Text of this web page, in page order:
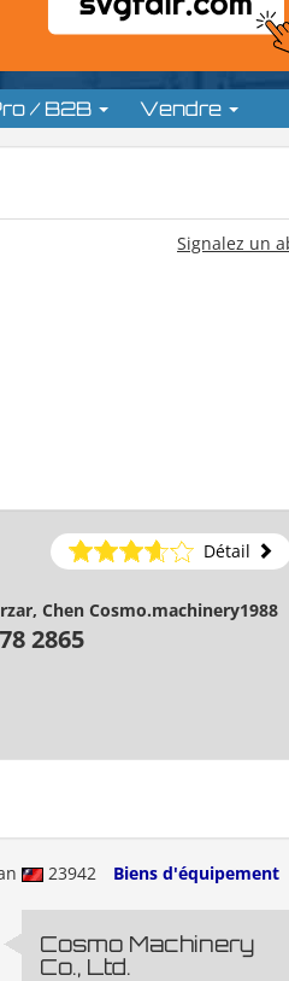
/ B2B Vendre
Signalez un
Détail
Chen Cosmo.machinery1988
2865
23942 Biens d'équipement
Cosmo Machinery
Co., Ltd.